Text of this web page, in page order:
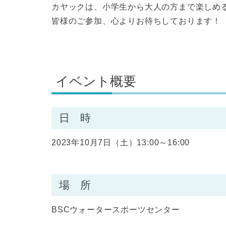
カヤックは、小学生から大人の方まで楽しめ
皆様のご参加、心よりお待ちしております！
イベント概要
日 時
2023年10月7日（土）13:00～16:00
場 所
BSCウォータースポーツセンター